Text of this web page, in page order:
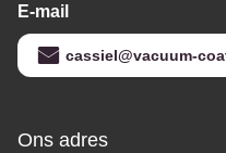
E-mail
cassiel@vacuum-
Ons adres